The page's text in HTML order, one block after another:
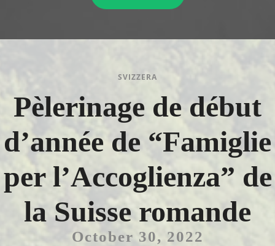
SVIZZERA
Pèlerinage de début
d’année de “Famiglie
per l’Accoglienza” de
la Suisse romande
October 30, 2022